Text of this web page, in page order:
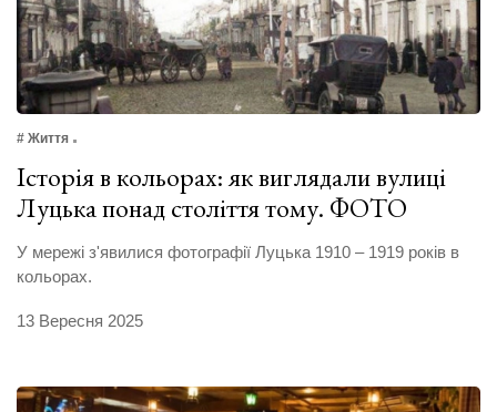
# Життя
Історія в кольорах: як виглядали вулиці
Луцька понад століття тому. ФОТО
У мережі з'явилися фотографії Луцька 1910 – 1919 років в
кольорах.
13 Вересня 2025